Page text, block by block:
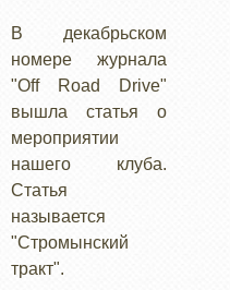
В декабрьском
номере журнала
"Off Road Drive"
вышла статья о
мероприятии
нашего клуба.
Статья
называется
"Стромынский
тракт".